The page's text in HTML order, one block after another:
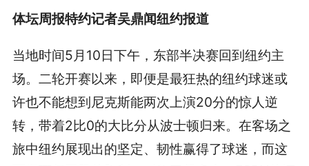
体坛周报特约记者吴鼎闻纽约报道
当地时间5月10日下午，东部半决赛回到纽约主
场。二轮开赛以来，即便是最狂热的纽约球迷或
许也不能想到尼克斯能两次上演20分的惊人逆
转，带着2比0的大比分从波士顿归来。在客场之
旅中纽约展现出的坚定、韧性赢得了球迷，而这